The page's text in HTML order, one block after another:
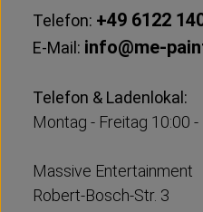
Telefon: +49 6122
E-Mail: info@me-
Telefon & Ladenlokal:
Montag - Freitag 10:00 -
Massive Entertainment
Robert-Bosch-Str. 3